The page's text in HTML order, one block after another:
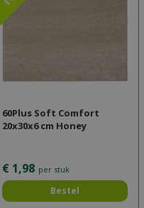
60Plus Soft Comfort
20x30x6 cm Honey
€ 1,98 per stuk
Bestel